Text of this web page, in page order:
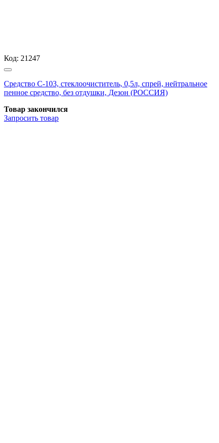
Код: 21247
Средство С-103, стеклоочиститель, 0,5л, спрей, нейтральное
пенное средство, без отдушки, Дезон (РОССИЯ)
Товар закончился
Запросить товар